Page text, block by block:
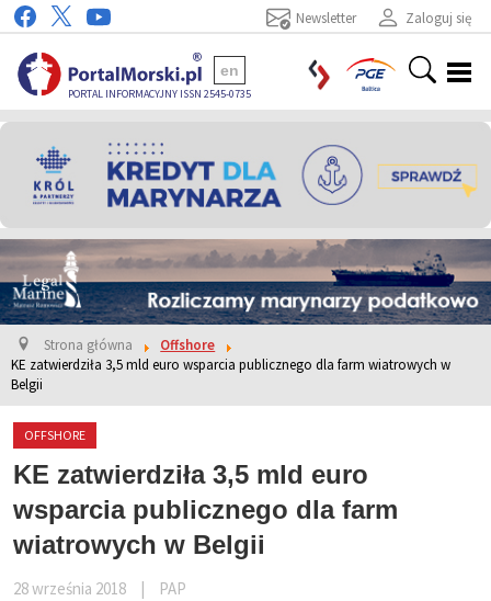
Zaloguj się
Newsletter
PORTAL INFORMACYJNY ISSN 2545-0735
en
Strona główna
Offshore
KE zatwierdziła 3,5 mld euro wsparcia publicznego dla farm wiatrowych w
Belgii
OFFSHORE
KE zatwierdziła 3,5 mld euro
wsparcia publicznego dla farm
wiatrowych w Belgii
28 września 2018 PAP